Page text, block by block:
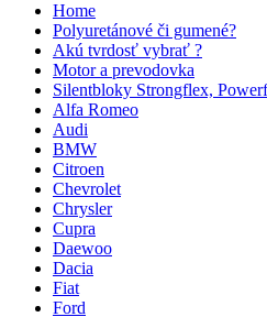
Home
Polyuretánové či gumené?
Akú tvrdosť vybrať ?
Motor a prevodovka
Silentbloky Strongflex,
Alfa Romeo
Audi
BMW
Citroen
Chevrolet
Chrysler
Cupra
Daewoo
Dacia
Fiat
Ford